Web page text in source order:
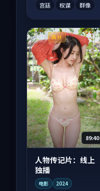
宫廷 权谋 群像
法国 高分
89:40
人物传记片：线上
独播
电影 2024